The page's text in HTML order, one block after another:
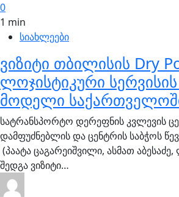
0
1 min
სიახლეები
ვიზიტი თბილისის Dry
ლოჯისტიკური
მოდელი
სატრანსპორტო დერეფნის კვლევის
დამფუძნებლის და ცენტრის საბჭოს
(პაატა ცაგარეიშვილი, ასმათ
შედგა ვიზიტი…